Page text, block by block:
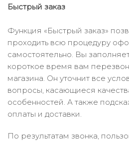
Быстрый заказ
Функция «Быстрый заказ»
проходить всю процедуру
самостоятельно. Вы
короткое время вам
магазина. Он уточнит все
вопросы, касающиеся
особенностей. А также
оплаты и доставки.
По результатам звонка,